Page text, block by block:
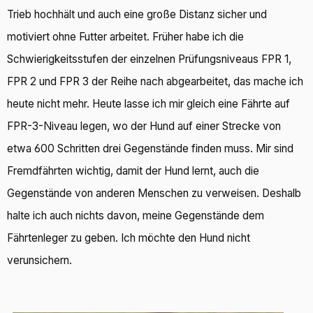
Trieb hochhält und auch eine große Distanz sicher und
motiviert ohne Futter arbeitet. Früher habe ich die
Schwierigkeitsstufen der einzelnen Prüfungsniveaus FPR 1,
FPR 2 und FPR 3 der Reihe nach abgearbeitet, das mache ich
heute nicht mehr. Heute lasse ich mir gleich eine Fährte auf
FPR-3-Niveau legen, wo der Hund auf einer Strecke von
etwa 600 Schritten drei Gegenstände finden muss. Mir sind
Fremdfährten wichtig, damit der Hund lernt, auch die
Gegenstände von anderen Menschen zu verweisen. Deshalb
halte ich auch nichts davon, meine Gegenstände dem
Fährtenleger zu geben. Ich möchte den Hund nicht
verunsichern.